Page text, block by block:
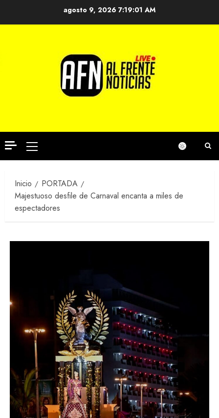
agosto 9, 2026 7:19:01 AM
Menú
principal
Inicio
PORTADA
Majestuoso desfile de Carnaval encanta a miles de
espectadores